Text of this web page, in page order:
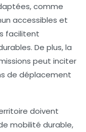
comme
accessibles et
facilitent
De plus, la
peut inciter
de déplacement
doivent
mobilité durable,